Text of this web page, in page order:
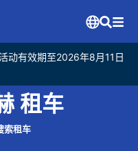
动有效期至2026年8月11日
租车
索租车